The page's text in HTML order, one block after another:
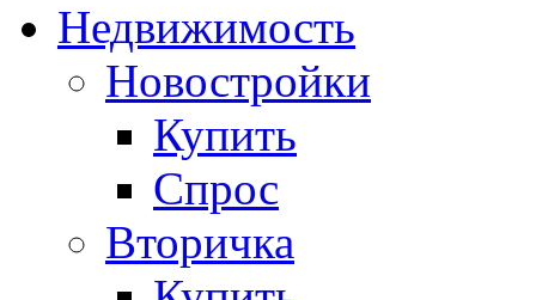
Недвижимость
Новостройки
Купить
Спрос
Вторичка